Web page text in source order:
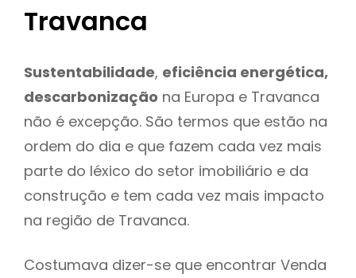
Travanca
Sustentabilidade, eficiência energética,
descarbonização na Europa e Travanca
não é excepção. São termos que estão na
ordem do dia e que fazem cada vez mais
parte do léxico do setor imobiliário e da
construção e tem cada vez mais impacto
na região de Travanca.
Costumava dizer-se que encontrar Venda